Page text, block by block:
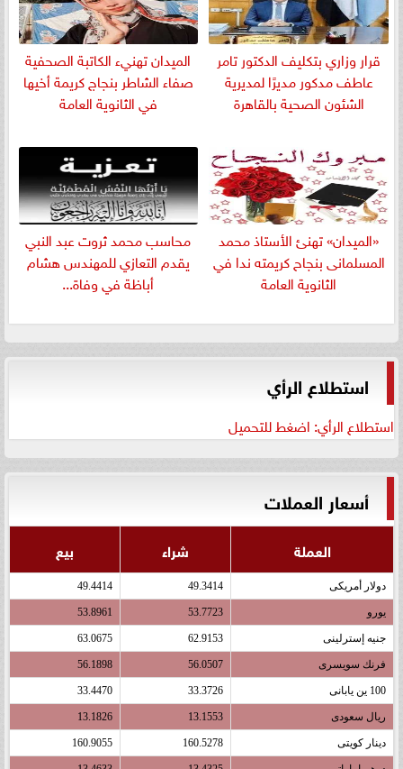
قرار وزاري بتكليف الدكتور تامر
عاطف مدكور مديرًا لمديرية
الشئون الصحية بالقاهرة
الميدان تهنيء الكاتبة الصحفية
صفاء الشاطر بنجاج كريمة أخيها
في الثانوية العامة
«الميدان» تهنئ الأستاذ محمد
المسلمانى بنجاح كريمته ندا في
الثانوية العامة
​محاسب محمد ثروت عبد النبي
يقدم التعازي للمهندس هشام
أباظة في وفاة...
استطلاع الرأي
استطلاع الرأي: اضغط للتحميل
أسعار العملات
العملة شراء بيع
دولار أمريكى 49.3414
49.4414
يورو 53.7723
53.8961
جنيه إسترلينى 62.9153
63.0675
فرنك سويسرى 56.0507
56.1898
100 ين يابانى 33.3726
33.4470
ريال سعودى 13.1553
13.1826
دينار كويتى 160.5278
160.9055